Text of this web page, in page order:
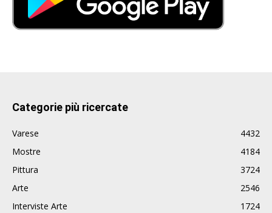
Categorie più ricercate
Varese
4432
Mostre
4184
Pittura
3724
Arte
2546
Interviste Arte
1724